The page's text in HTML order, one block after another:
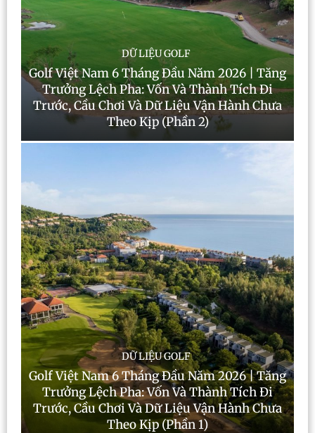
DỮ LIỆU GOLF
Golf Việt Nam 6 Tháng Đầu Năm 2026 | Tăng
Trưởng Lệch Pha: Vốn Và Thành Tích Đi
Trước, Cầu Chơi Và Dữ Liệu Vận Hành Chưa
Theo Kịp (Phần 2)
DỮ LIỆU GOLF
Golf Việt Nam 6 Tháng Đầu Năm 2026 | Tăng
Trưởng Lệch Pha: Vốn Và Thành Tích Đi
Trước, Cầu Chơi Và Dữ Liệu Vận Hành Chưa
Theo Kịp (Phần 1)